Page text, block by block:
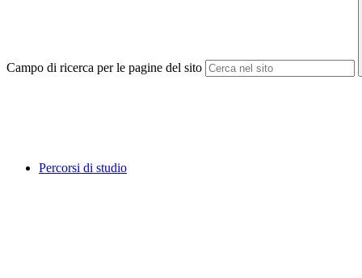
Campo di ricerca per le pagine del sito
Percorsi di studio